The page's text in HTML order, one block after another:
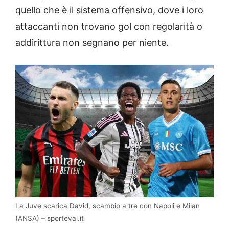
quello che è il sistema offensivo, dove i loro
attaccanti non trovano gol con regolarità o
addirittura non segnano per niente.
La Juve scarica David, scambio a tre con Napoli e Milan
(ANSA) – sportevai.it